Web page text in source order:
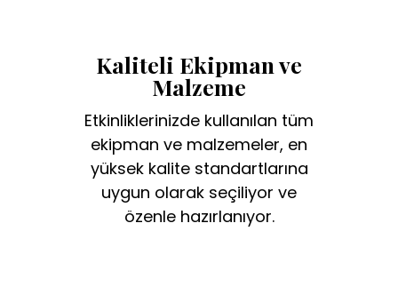
Kaliteli Ekipman ve
Malzeme
Etkinliklerinizde kullanılan tüm
ekipman ve malzemeler, en
yüksek kalite standartlarına
uygun olarak seçiliyor ve
özenle hazırlanıyor.